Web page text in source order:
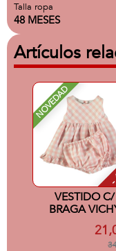
Talla ropa
48 MESES
Artículos
NOVEDAD
-
VESTIDO C/
BRAGA
ROSA 6M